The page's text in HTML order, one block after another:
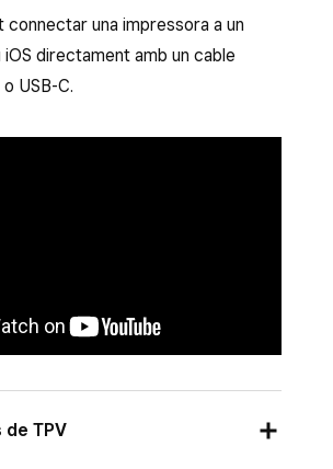
la impressora de la llista i
instruccions per connectar-la.
connectar una impressora a un
directament amb un cable
USB-C.
TPV